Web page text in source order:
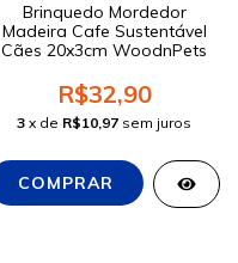
Brinquedo Mordedor
Madeira Cafe Sustentável
Cães 20x3cm WoodnPets
R$32,90
3 x de R$10,97 sem juros